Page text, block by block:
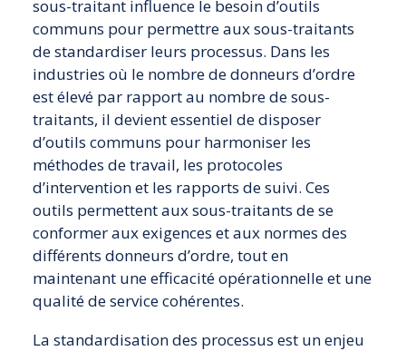
sous-traitant influence le besoin d’outils
communs pour permettre aux sous-traitants
de standardiser leurs processus. Dans les
industries où le nombre de donneurs d’ordre
est élevé par rapport au nombre de sous-
traitants, il devient essentiel de disposer
d’outils communs pour harmoniser les
méthodes de travail, les protocoles
d’intervention et les rapports de suivi. Ces
outils permettent aux sous-traitants de se
conformer aux exigences et aux normes des
différents donneurs d’ordre, tout en
maintenant une efficacité opérationnelle et une
qualité de service cohérentes.
La standardisation des processus est un enjeu